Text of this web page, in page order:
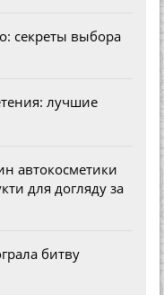
секреты выбора
лучшие
автокосметики
для догляду за
битву